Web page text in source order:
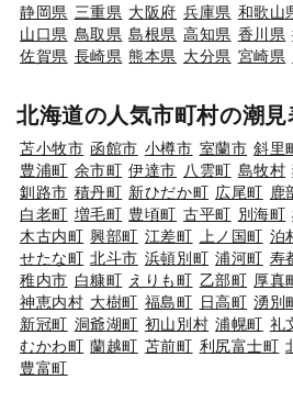
静岡県 三重県 大阪府 兵庫県 和歌山
山口県 鳥取県 島根県 高知県 香川県
佐賀県 長崎県 熊本県 大分県 宮崎県
北海道の人気市町村の潮
苫小牧市 函館市 小樽市 室蘭市 斜里
豊浦町 余市町 伊達市 八雲町 島牧村
釧路市 積丹町 新ひだか町 広尾町 鹿
白老町 増毛町 豊頃町 古平町 別海町
木古内町 興部町 江差町 上ノ国町 泊
せたな町 北斗市 浜頓別町 浦河町 寿
稚内市 白糠町 えりも町 乙部町 厚真
神恵内村 大樹町 福島町 日高町 湧別
新冠町 洞爺湖町 初山別村 浦幌町 礼
むかわ町 蘭越町 苫前町 利尻富士町
豊富町